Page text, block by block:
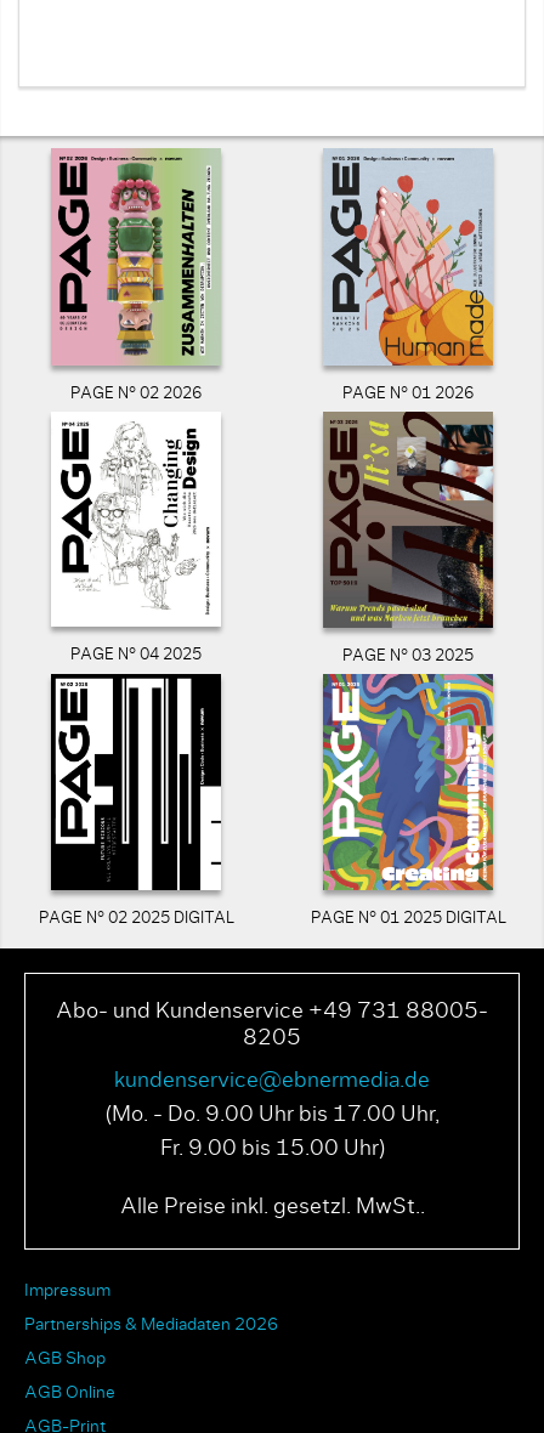
PAGE N° 02 2026 PAGE N° 01 2026
PAGE N° 04 2025 PAGE N° 03 2025
PAGE N° 02 2025 DIGITAL PAGE N° 01 2025 DIGITAL
Abo- und Kundenservice +49 731 88005-
8205
kundenservice@ebnermedia.de
(Mo. - Do. 9.00 Uhr bis 17.00 Uhr,
Fr. 9.00 bis 15.00 Uhr)
Alle Preise inkl. gesetzl. MwSt..
Impressum
Partnerships & Mediadaten 2026
AGB Shop
AGB Online
AGB-Print